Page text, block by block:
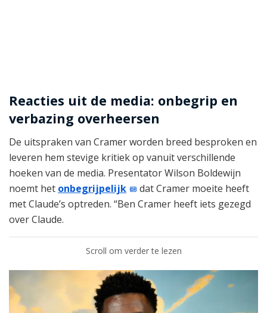
Reacties uit de media: onbegrip en
verbazing overheersen
De uitspraken van Cramer worden breed besproken en
leveren hem stevige kritiek op vanuit verschillende
hoeken van de media. Presentator Wilson Boldewijn
noemt het onbegrijpelijk
dat Cramer moeite heeft
met Claude’s optreden. “Ben Cramer heeft iets gezegd
over Claude.
Scroll om verder te lezen